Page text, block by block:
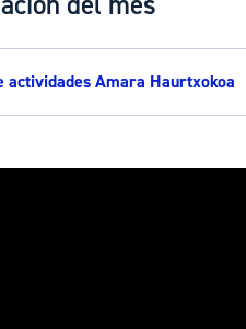
actividades Amara Haurtxokoa